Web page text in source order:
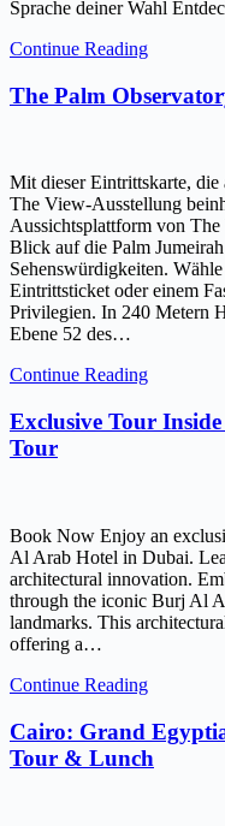
Sprache deiner Wahl
Continue Reading
The Palm
Mit dieser Eintrittskarte, die
The View-Ausstellung
Aussichtsplattform von
Blick auf die Palm
Sehenswürdigkeiten.
Eintrittsticket oder einem
Privilegien. In 240 Metern
Ebene 52 des…
Continue Reading
Exclusive Tour
Tour
Book Now Enjoy an
Al Arab Hotel in Dubai.
architectural innovation.
through the iconic Burj Al
landmarks. This
offering a…
Continue Reading
Cairo: Grand
Tour & Lunch